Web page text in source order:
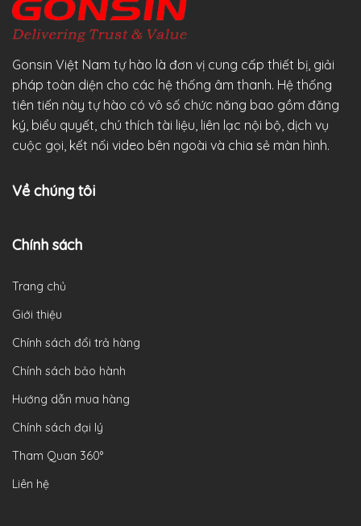
Gonsin Việt Nam tự hào là đơn vị cung cấp thiết bị, giải
pháp toàn diện cho các hệ thống âm thanh. Hệ thống
tiên tiến này tự hào có vô số chức năng bao gồm đăng
ký, biểu quyết, chú thích tài liệu, liên lạc nội bộ, dịch vụ
cuộc gọi, kết nối video bên ngoài và chia sẻ màn hình.
Về chúng tôi
Chính sách
Trang chủ
Giới thiệu
Chính sách đổi trả hàng
Chính sách bảo hành
Hướng dẫn mua hàng
Chính sách đại lý
Tham Quan 360°
Liên hệ